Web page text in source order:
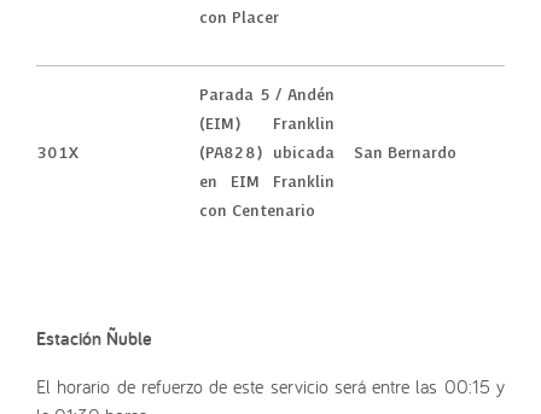
con Placer
301X
Parada 5 / Andén
(EIM) Franklin
(PA828) ubicada
en EIM Franklin
con Centenario
San Bernardo
Estación Ñuble
El horario de refuerzo de este servicio será entre las 00:15 y